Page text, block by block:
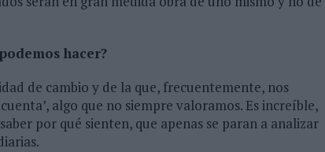
hacer?
de cambio y de la que, frecuentemente, nos
algo que no siempre valoramos. Es increíble,
por qué sienten, que apenas se paran a analizar